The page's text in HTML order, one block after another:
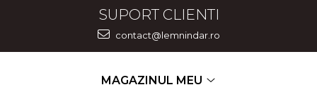
SUPORT CLIENTI
contact@lemnindar.ro
MAGAZINUL MEU